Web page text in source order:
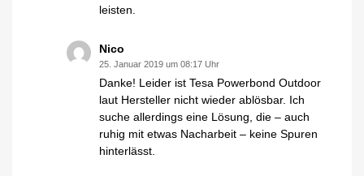
leisten.
Nico
25. Januar 2019 um 08:17 Uhr
Danke! Leider ist Tesa Powerbond Outdoor
laut Hersteller nicht wieder ablösbar. Ich
suche allerdings eine Lösung, die – auch
ruhig mit etwas Nacharbeit – keine Spuren
hinterlässt.